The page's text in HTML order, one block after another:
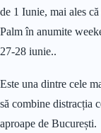
de 1 Iunie, mai ales
Palm în anumite
27-28 iunie..
Este una dintre cele
să combine distracția
aproape de București.